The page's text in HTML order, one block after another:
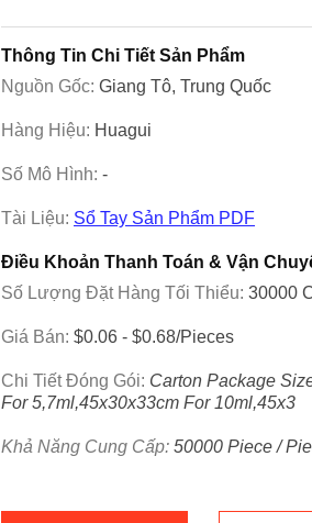
Thông Tin Chi Tiết Sản Phẩm
Nguồn Gốc: Giang Tô, Trung Quốc
Hàng Hiệu: Huagui
Số Mô Hình: -
Tài Liệu: Sổ Tay Sản Phẩm PDF
Điều Khoản Thanh Toán & Vận
Số Lượng Đặt Hàng Tối Thiểu: 30000
Giá Bán: $0.06 - $0.68/pieces
Chi Tiết Đóng Gói: Carton Package
For 5,7ml,45x30x33cm For 10ml,45x3
Khả Năng Cung Cấp: 50000 Piece /